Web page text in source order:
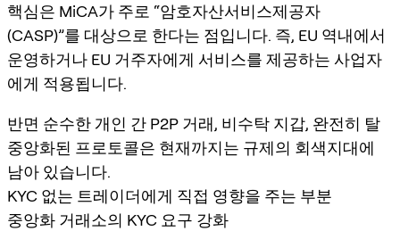
핵심은 MiCA가 주로 “암호자산서비스제공자
(CASP)”를 대상으로 한다는 점입니다. 즉, EU 역내에서
운영하거나 EU 거주자에게 서비스를 제공하는 사업자
에게 적용됩니다.
반면 순수한 개인 간 P2P 거래, 비수탁 지갑, 완전히 탈
중앙화된 프로토콜은 현재까지는 규제의 회색지대에
남아 있습니다.
KYC 없는 트레이더에게 직접 영향을 주는 부분
중앙화 거래소의 KYC 요구 강화